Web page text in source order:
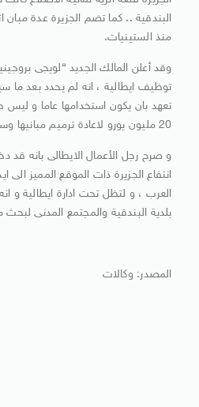
البندقية .. كما تضم الجزيرة عدة
منذ الستينيات.
وقد أعلن المالك الجديد “لويجى
توظيف ايطالية ، انه لم يحدد بعد ما
تعهد بان يكون استخدامها عاما و
20 مليون يورو لاعادة ترميم مبانيها وساحاتها الخضراء .
و صرح رجل الأعمال الايطالى بانه قد
انتفاع الجزيرة ذات الموقع المميز الى
العرب ، و لتظل تحت ادارة ايطالية
بلدية البندقية والمجتمع المدنى لبحث
المصدر: وكالات